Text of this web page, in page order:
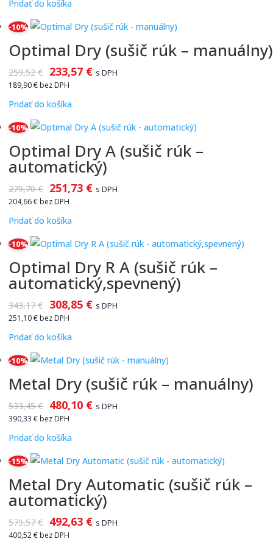
Pridať do košíka
-10%
Optimal Dry (sušič rúk – manuálny)
259,52€ 233,57 € s DPH
189,90€ bez DPH
Pridať do košíka
-10%
Optimal Dry A (sušič rúk –
automatický)
279,70€ 251,73 € s DPH
204,66€ bez DPH
Pridať do košíka
-10%
Optimal Dry R A (sušič rúk –
automatický,spevnený)
343,17€ 308,85 € s DPH
251,10€ bez DPH
Pridať do košíka
-10%
Metal Dry (sušič rúk – manuálny)
533,45€ 480,10 € s DPH
390,33 € bez DPH
Pridať do košíka
-15%
Metal Dry Automatic (sušič rúk –
automatický)
579,57€ 492,63 € s DPH
400,52€ bez DPH